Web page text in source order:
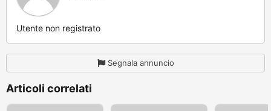
Utente non registrato
Segnala annuncio
Articoli correlati